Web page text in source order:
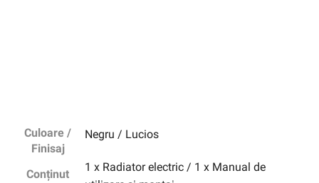
Culoare /
Finisaj
Negru / Lucios
Conținut
1 x Radiator electric / 1 x Manual de